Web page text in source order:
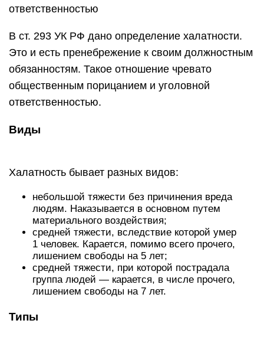
ответственностью
В ст. 293 УК РФ дано определение халатности.
Это и есть пренебрежение к своим должностным
обязанностям. Такое отношение чревато
общественным порицанием и уголовной
ответственностью.
Виды
Халатность бывает разных видов:
небольшой тяжести без причинения вреда
людям. Наказывается в основном путем
материального воздействия;
средней тяжести, вследствие которой умер
1 человек. Карается, помимо всего прочего,
лишением свободы на 5 лет;
средней тяжести, при которой пострадала
группа людей — карается, в числе прочего,
лишением свободы на 7 лет.
Типы